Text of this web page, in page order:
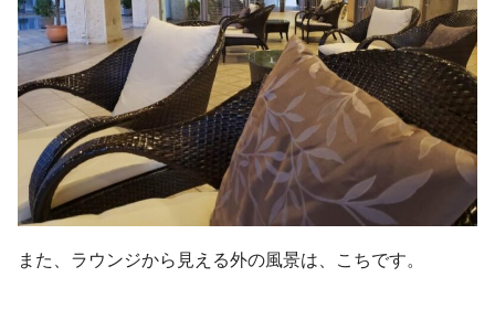
また、ラウンジから見える外の風景は、こちです。